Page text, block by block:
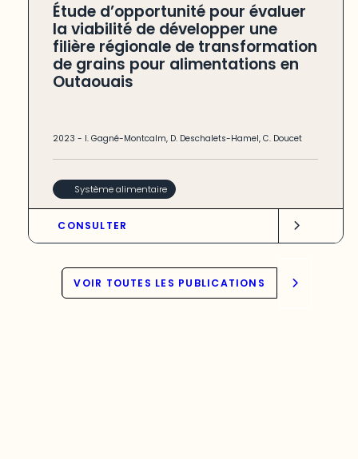
Étude d’opportunité pour évaluer
la viabilité de développer une
filière régionale de transformation
de grains pour alimentations en
Outaouais
2023- I. Gagné-Montcalm, D. Deschalets-Hamel,C. Doucet
Système alimentaire
CONSULTER
VOIR TOUTES LES PUBLICATIONS